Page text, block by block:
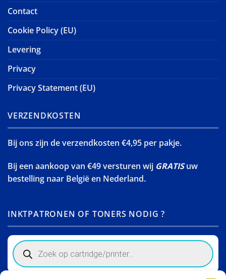
Contact
Cookie Policy (EU)
Levering
Privacy
Privacy Statement (EU)
VERZENDKOSTEN
Bij ons zijn de verzendkosten €4,95 per pakje.
Bij een aankoop van €49 versturen wij GRATISuw
bestelling naar België en Nederland.
INKTPATRONEN OF TONERS NODIG ?
Products
search